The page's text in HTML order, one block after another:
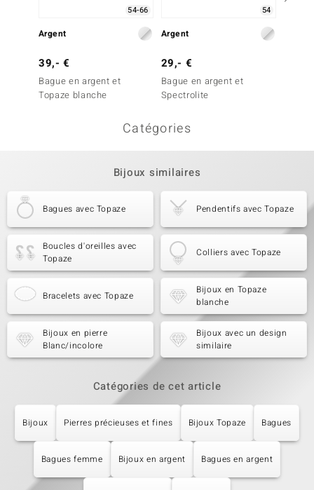
54-66
Argent
39,- €
Bague en argent et
Topaze blanche
54
Argent
29,- €
Bague en argent et
Spectrolite
Catégories
Bijoux similaires
Bagues avec Topaze Pendentifs avec Topaze
Boucles d'oreilles avec
Topaze
Colliers avec Topaze
Bracelets avec Topaze
Bijoux en Topaze
blanche
Bijoux en pierre
Blanc/incolore
Bijoux avec un design
similaire
Catégories de cet article
Bijoux Pierres précieuses et fines Bijoux Topaze Bagues
Bagues femme Bijoux en argent Bagues en argent